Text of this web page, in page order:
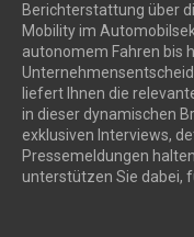
Berichterstattung über
Mobility im
autonomem Fahren bis
liefert Ihnen die
in dieser dynamischen
exklusiven Interviews,
Pressemeldungen
unterstützen Sie dabei,